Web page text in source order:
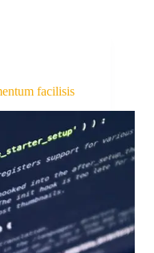
facilisis